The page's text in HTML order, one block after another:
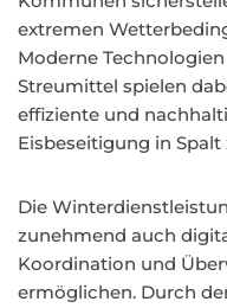
extremen
Moderne
Streumittel spielen
effiziente und
Eisbeseitigung in
Die
zunehmend auch
Koordination und
ermöglichen. Durch